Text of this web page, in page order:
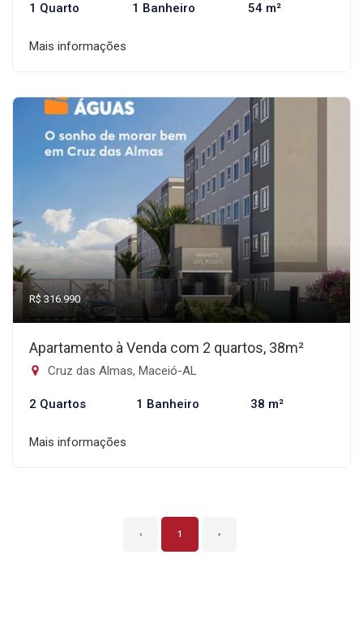
1 Quarto 1 Banheiro 54 m²
Mais informações
R$ 316.990
Apartamento à Venda com 2 quartos, 38m²
Cruz das Almas, Maceió-AL
2 Quartos 1 Banheiro 38 m²
Mais informações
‹ 1 ›